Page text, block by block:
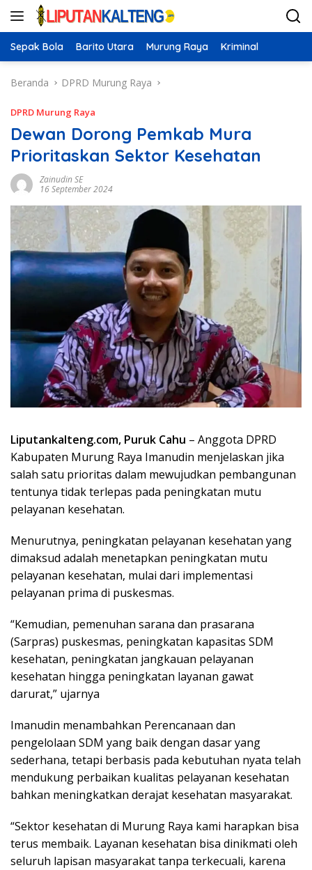
Langsung
Sepak Bola Barito Utara Murung Raya Kriminal
Beranda DPRD Murung Raya
DPRD Murung Raya
Dewan Dorong Pemkab Mura
Prioritaskan Sektor Kesehatan
Zainudin SE
16 September 2024
Liputankalteng.com, Puruk Cahu – Anggota DPRD
Kabupaten Murung Raya Imanudin menjelaskan jika
salah satu prioritas dalam mewujudkan pembangunan
tentunya tidak terlepas pada peningkatan mutu
pelayanan kesehatan.
Menurutnya, peningkatan pelayanan kesehatan yang
dimaksud adalah menetapkan peningkatan mutu
pelayanan kesehatan, mulai dari implementasi
pelayanan prima di puskesmas.
“Kemudian, pemenuhan sarana dan prasarana
(Sarpras) puskesmas, peningkatan kapasitas SDM
kesehatan, peningkatan jangkauan pelayanan
kesehatan hingga peningkatan layanan gawat
darurat,” ujarnya
Imanudin menambahkan Perencanaan dan
pengelolaan SDM yang baik dengan dasar yang
sederhana, tetapi berbasis pada kebutuhan nyata telah
mendukung perbaikan kualitas pelayanan kesehatan
bahkan meningkatkan derajat kesehatan masyarakat.
“Sektor kesehatan di Murung Raya kami harapkan bisa
terus membaik. Layanan kesehatan bisa dinikmati oleh
seluruh lapisan masyarakat tanpa terkecuali, karena